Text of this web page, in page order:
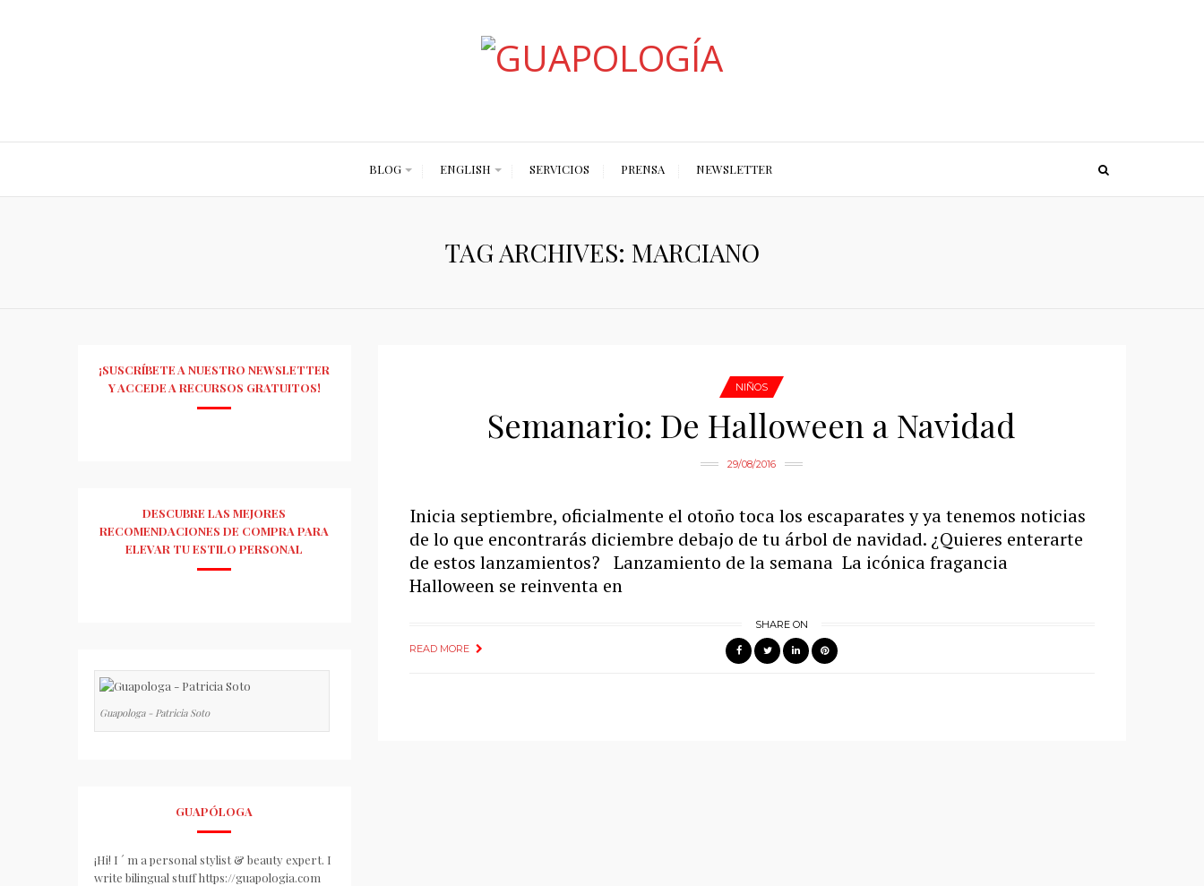
BLOG ENGLISH SERVICIOS PRENSA NEWSLETTER
TAG ARCHIVES: MARCIANO
NIÑOS
Semanario: De Halloween a Navidad
29/08/2016
Inicia septiembre, oficialmente el otoño toca los escaparates y ya tenemos noticias
de lo que encontrarás diciembre debajo de tu árbol de navidad. ¿Quieres enterarte
de estos lanzamientos? Lanzamiento de la semana La icónica fragancia
Halloween se reinventa en
READ MORE
SHARE ON
¡SUSCRÍBETE A NUESTRO NEWSLETTER
Y ACCEDE A RECURSOS GRATUITOS!
DESCUBRE LAS MEJORES
RECOMENDACIONES DE COMPRA PARA
ELEVAR TU ESTILO PERSONAL
Guapologa - Patricia Soto
GUAPÓLOGA
¡Hi! I ´ m a personal stylist & beauty expert. I
write bilingual stuff https://guapologia.com